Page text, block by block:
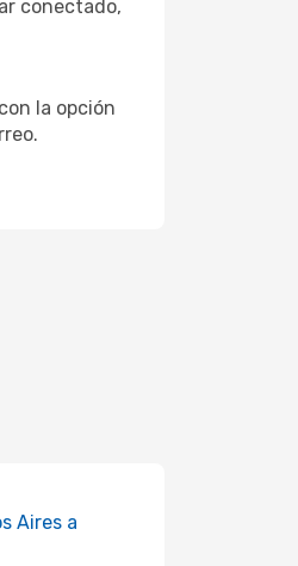
conectado,
la opción
Aires a